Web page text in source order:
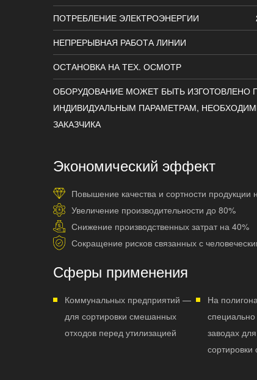
ПОТРЕБЛЕНИЕ ЭЛЕКТРОЭНЕРГИИ
НЕПРЕРЫВНАЯ РАБОТА ЛИНИИ
ОСТАНОВКА НА ТЕХ. ОСМОТР
ОБОРУДОВАНИЕ МОЖЕТ БЫТЬ ИЗГОТОВЛЕНО
ИНДИВИДУАЛЬНЫМ ПАРАМЕТРАМ,
ЗАКАЗЧИКА
Экономический эффект
Повышение качества и сортности продукции
Увеличение производительности до 80%
Снижение производственных затрат на 40%
Сокращение рисков связанных с
Сферы применения
Коммунальных предприятий —
для сортировки смешанных
отходов перед утилизацией
На
заводах
сортировки